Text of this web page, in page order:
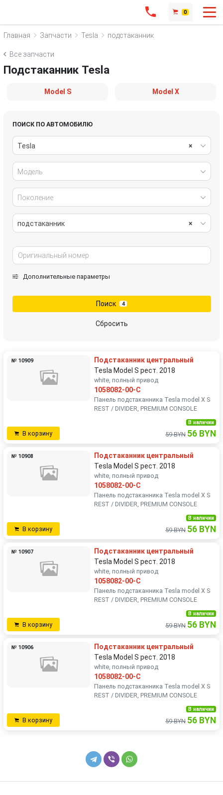
0
Главная Запчасти Tesla подстаканник
Все запчасти
Подстаканник Tesla
Model S Model X
ПОИСК ПО АВТОМОБИЛЮ
×
Tesla
Модель
Поколение
×
подстаканник
Дополнительные параметры
Поиск 4
Сбросить
№ 10909
Подстаканник центральный
Tesla Model S рест. 2018
white, полный привод
1058082-00-C
Панель подстаканника Tesla model X S
REST / DIVIDER, PREMIUM CONSOLE
В корзину
В наличии
59 BYN 56 BYN
№ 10908
Подстаканник центральный
Tesla Model S рест. 2018
white, полный привод
1058082-00-C
Панель подстаканника Tesla model X S
REST / DIVIDER, PREMIUM CONSOLE
В корзину
В наличии
59 BYN 56 BYN
№ 10907
Подстаканник центральный
Tesla Model S рест. 2018
white, полный привод
1058082-00-C
Панель подстаканника Tesla model X S
REST / DIVIDER, PREMIUM CONSOLE
В корзину
В наличии
59 BYN 56 BYN
№ 10906
Подстаканник центральный
Tesla Model S рест. 2018
white, полный привод
1058082-00-C
Панель подстаканника Tesla model X S
REST / DIVIDER, PREMIUM CONSOLE
В корзину
В наличии
59 BYN 56 BYN